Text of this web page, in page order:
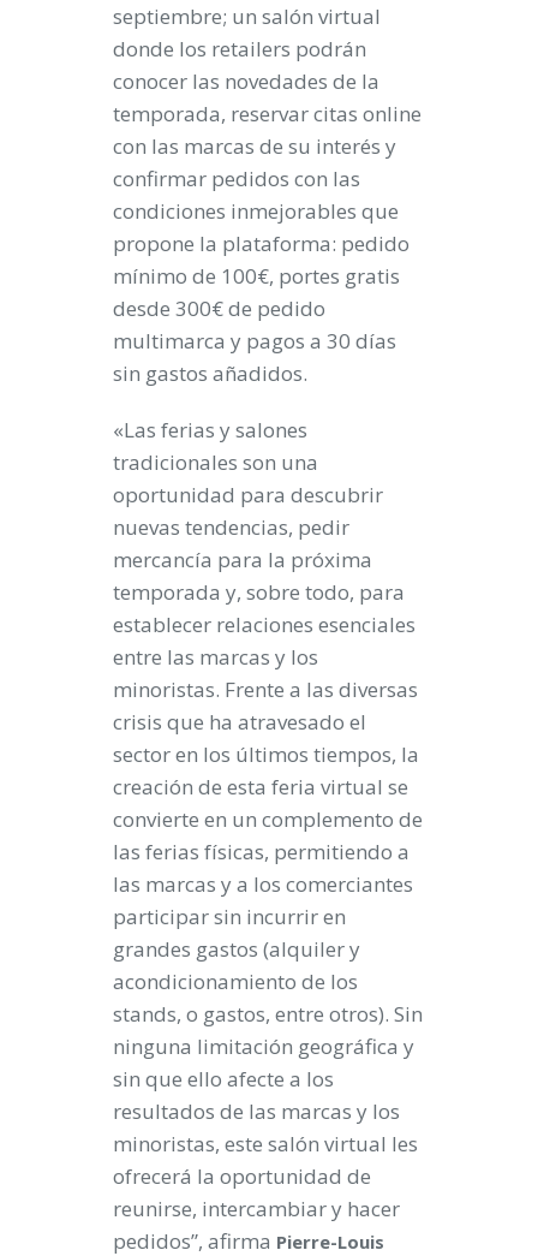
septiembre; un salón virtual
donde los retailers podrán
conocer las novedades de la
temporada, reservar citas online
con las marcas de su interés y
confirmar pedidos con las
condiciones inmejorables que
propone la plataforma: pedido
mínimo de 100€, portes gratis
desde 300€ de pedido
multimarca y pagos a 30 días
sin gastos añadidos.
«Las ferias y salones
tradicionales son una
oportunidad para descubrir
nuevas tendencias, pedir
mercancía para la próxima
temporada y, sobre todo, para
establecer relaciones esenciales
entre las marcas y los
minoristas. Frente a las diversas
crisis que ha atravesado el
sector en los últimos tiempos, la
creación de esta feria virtual se
convierte en un complemento de
las ferias físicas, permitiendo a
las marcas y a los comerciantes
participar sin incurrir en
grandes gastos (alquiler y
acondicionamiento de los
stands, o gastos, entre otros). Sin
ninguna limitación geográfica y
sin que ello afecte a los
resultados de las marcas y los
minoristas, este salón virtual les
ofrecerá la oportunidad de
reunirse, intercambiar y hacer
pedidos”, afirma Pierre-Louis